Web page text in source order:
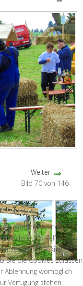
Weiter
Bild 70 von 146
von ihnen sind
andere uns helfen,
(Tracking
Sie die Cookies zulassen
Ablehnung womöglich
Verfügung stehen.